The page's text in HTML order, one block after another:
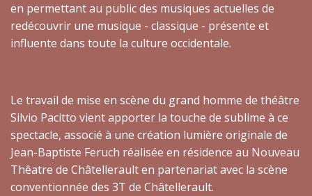
en permettant au public des musiques actuelles de
redécouvrir une musique - classique - présente et
influente dans toute la culture occidentale.
Le travail de mise en scène du grand homme de théâtre
Silvio Pacitto vient apporter la touche de sublime à ce
spectacle, associé à une création lumière originale de
Jean-Baptiste Feruch réalisée en résidence au Nouveau
Thêatre de Châtellerault en partenariat avec la scène
conventionnée des 3T de Châtellerault.